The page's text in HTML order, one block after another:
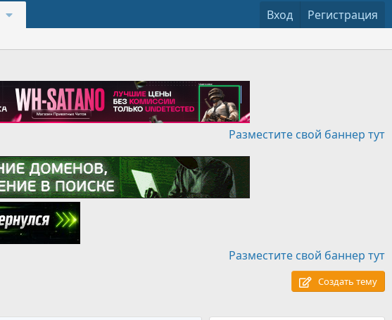
Вход Регистрация
Разместите свой баннер тут
Разместите свой баннер тут
Создать тему